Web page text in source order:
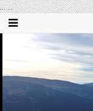
......